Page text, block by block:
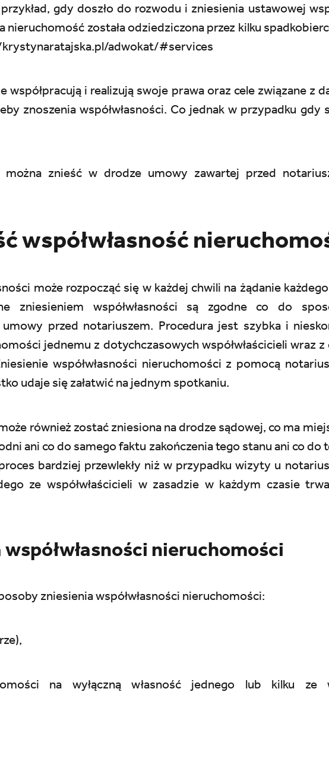
gdy doszło do rozwodu i zniesienia ustawowej
nieruchomość została odziedziczona przez kilku
adwokat/#services
współpracują i realizują swoje prawa oraz cele związane z
znoszenia współwłasności. Co jednak w przypadku gdy
można znieść w drodze umowy zawartej przed
współwłasność
może rozpocząć się w każdej chwili na żądanie
zniesieniem współwłasności są zgodne co do
przed notariuszem. Procedura jest szybka i
jednemu z dotychczasowych współwłaścicieli wraz
współwłasności nieruchomości z pomocą
udaje się załatwić na jednym spotkaniu.
również zostać zniesiona na drodze sądowej, co ma
ani co do samego faktu zakończenia tego stanu ani co
bardziej przewlekły niż w przypadku wizyty u
ze współwłaścicieli w zasadzie w każdym czasie
nieruchomości
zniesienia współwłasności nieruchomości:
na wyłączną własność jednego lub kilku ze